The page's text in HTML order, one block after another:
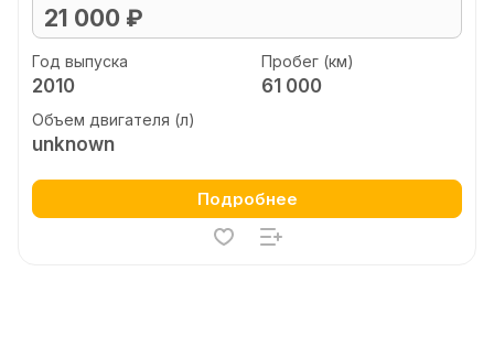
21 000 ₽
Год выпуска
2010
Пробег (км)
61 000
Объем двигателя (л)
unknown
Подробнее